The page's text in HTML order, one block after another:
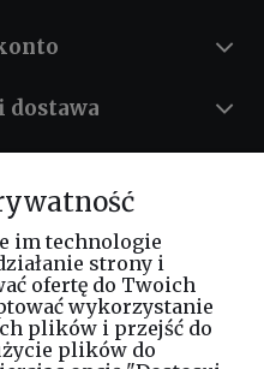
dostawa
Zadzwoń!
730 994 188
im technologie
strony i
ofertę do Twoich
wykorzystanie
plików i przejść do
plików do